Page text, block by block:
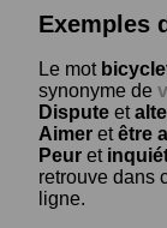
Exemples
Le mot
synonyme de
Dispute et
Aimer etêtre
Peur et
retrouve dans
ligne.